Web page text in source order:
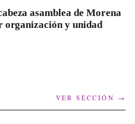
asamblea de Morena
organización y unidad
VER SECCIÓN →